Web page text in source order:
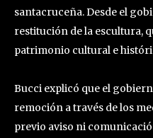
santacruceña. Desde el
restitución de la escultura,
patrimonio cultural e
Bucci explicó que el
remoción a través de los
previo aviso ni